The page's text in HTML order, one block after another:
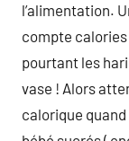
l’alimentation.
compte calories
pourtant les
vase ! Alors
calorique